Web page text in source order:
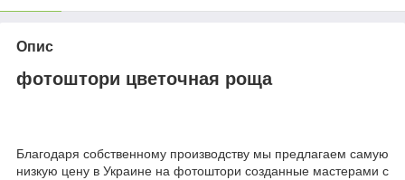
Опис
фотоштори цветочная роща
Благодаря собственному производству мы предлагаем самую
низкую цену в Украине на фотоштори созданные мастерами с